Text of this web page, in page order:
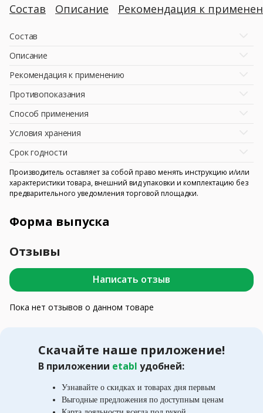
Состав Описание Рекомендация к
Состав
Описание
Рекомендация к применению
Противопоказания
Способ применения
Условия хранения
Срок годности
Производитель оставляет за собой право менять инструкцию и/или
характеристики товара, внешний вид упаковки и комплектацию без
предварительного уведомления торговой площадки.
Форма выпуска
Отзывы
Написать отзыв
Пока нет отзывов о данном товаре
Скачайте наше приложение!
В приложении etabl удобней:
Узнавайте о скидках и товарах дня первым
Выгодные предложения по доступным ценам